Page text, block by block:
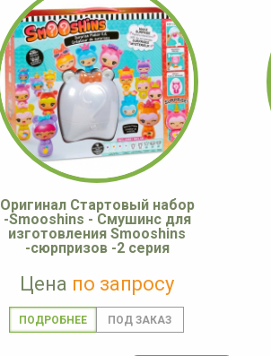
Оригинал Стартовый набор
-Smooshins - Смушинс для
изготовления Smooshins
-сюрпризов -2 серия
Цена по запросу
ПОДРОБНЕЕ